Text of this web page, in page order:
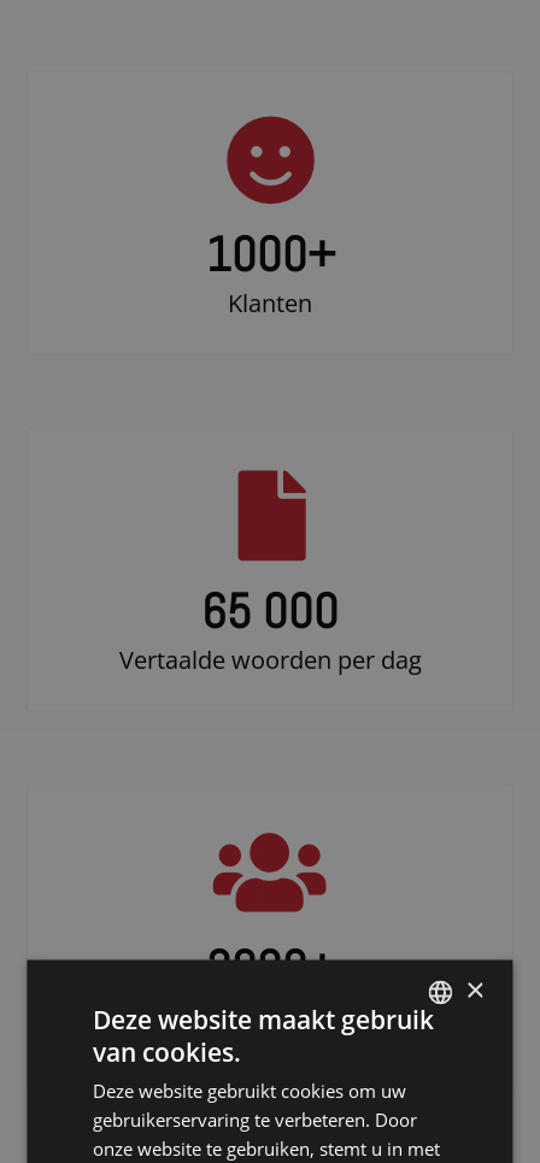
1000+
Klanten
65 000
Vertaalde woorden per dag
3000+
Freelancers verspreid over de hele
wereld
×
Deze website maakt gebruik
van cookies.
Deze website gebruikt cookies om uw
gebruikerservaring te verbeteren. Door
onze website te gebruiken, stemt u in met